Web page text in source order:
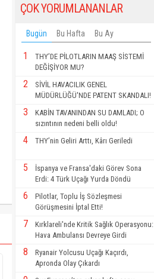
ÇOK YORUMLANANLAR
Bugün Bu Hafta Bu Ay
1
THY’DE PİLOTLARIN MAAŞ SİSTEMİ
DEĞİŞİYOR MU?
2
SİVİL HAVACILIK GENEL
MÜDÜRLÜĞÜ'NDE PATENT SKANDALI!
3
KABİN TAVANINDAN SU DAMLADI; O
sızıntının nedeni belli oldu!
4 THY’nin Geliri Arttı, Kârı Geriledi
5
İspanya ve Fransa'daki Görev Sona
Erdi: 4 Türk Uçağı Yurda Döndü
6
Pilotlar, Toplu İş Sözleşmesi
Görüşmesini İptal Etti!
7
Kırklareli'nde Kritik Sağlık Operasyonu:
Hava Ambulansı Devreye Girdi
8
Ryanair Yolcusu Uçağı Kaçırdı,
Apronda Olay Çıkardı